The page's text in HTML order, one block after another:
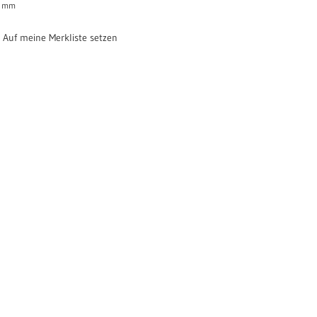
mm
Auf meine Merkliste setzen